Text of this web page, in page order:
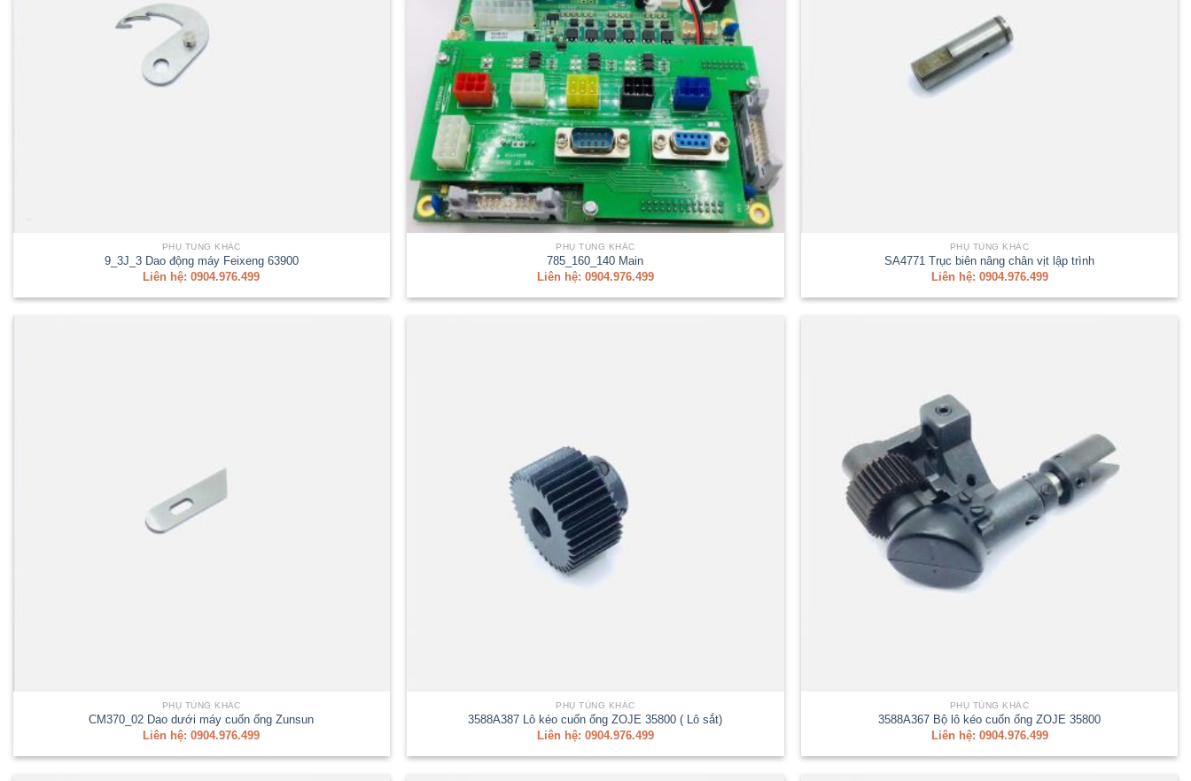
PHỤ TÙNG KHÁC
9_3J_3 Dao động máy Feixeng 63900
Liên hệ: 0904.976.499
PHỤ TÙNG KHÁC
785_160_140 Main
Liên hệ: 0904.976.499
PHỤ TÙNG KHÁC
SA4771 Trục biên nâng chân vịt lập trình
Liên hệ: 0904.976.499
PHỤ TÙNG KHÁC
CM370_02 Dao dưới máy cuốn ống Zunsun
Liên hệ: 0904.976.499
PHỤ TÙNG KHÁC
3588A387 Lô kéo cuốn ống ZOJE 35800 ( Lô sắt)
Liên hệ: 0904.976.499
PHỤ TÙNG KHÁC
3588A367 Bộ lô kéo cuốn ống ZOJE 35800
Liên hệ: 0904.976.499